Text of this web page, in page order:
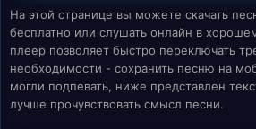
На этой странице вы можете скачать
бесплатно или слушать онлайн в
плеер позволяет быстро переключать
необходимости - сохранить песню на
могли подпевать, ниже представлен
лучше прочувствовать смысл песни.